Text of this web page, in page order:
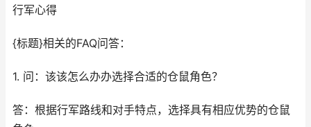
行军心得
{标题}相关的FAQ问答：
1. 问：该该怎么办办选择合适的仓鼠角色？
答：根据行军路线和对手特点，选择具有相应优势的仓鼠